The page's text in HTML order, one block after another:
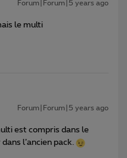
Forum|Forum|5 years ago
le multi
Forum|Forum|5 years ago
est compris dans le
l’ancien pack.